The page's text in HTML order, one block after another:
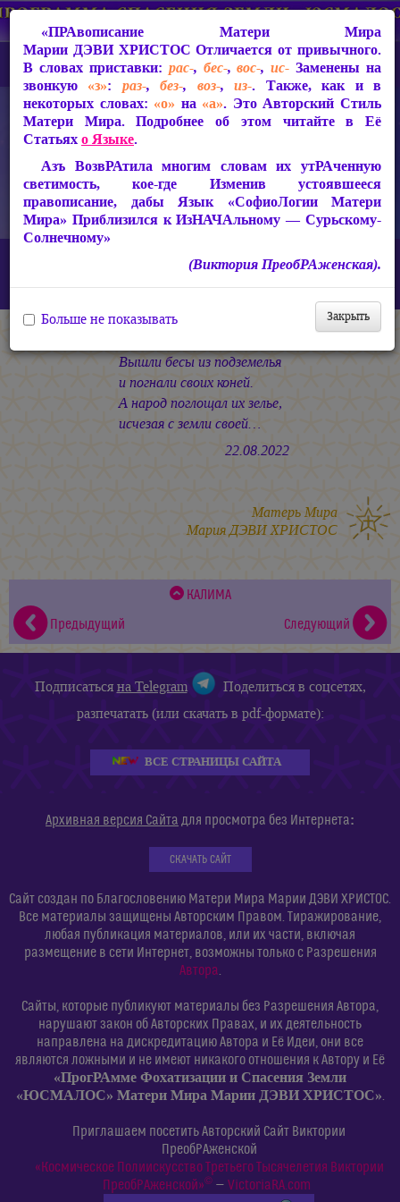
СакРАльная Поэзия Матери Мира
КАЛИМА
«Вышли бесы из подземелья…»
Вышли бесы из подземелья
и погнали своих коней.
А народ поглощал их зелье,
исчезая с земли своей…
22.08.2022
Матерь Мира
Мария ДЭВИ ХРИСТОС
КАЛИМА
Предыдущий
Следующий
«ПРАвописание Матери Мира
Марии ДЭВИ ХРИСТОС Отличается от привычного.
В словах приставки: рас-, бес-,вос-,ис- Заменены на
звонкую «з»: раз-,без-, воз-,из-. Также, как и в
некоторых словах: «о» на «а». Это Авторский Стиль
Матери Мира. Подробнее об этом читайте в Её
Статьяхо Языке.
Азъ ВозвРАтила многим словам их утРАченную
светимость, кое-где Изменив устоявшееся
правописание, дабы Язык «СофиоЛогии Матери
Мира» Приблизился к ИзНАЧАльному — Сурьскому-
Солнечному»
(Виктория ПреобРАженская).
Закрыть
Больше не показывать
Подписатьсяна Telegram
Поделиться в соцсетях,
разпечатать (или скачать в pdf-формате):
ВСЕ СТРАНИЦЫ САЙТА
Архивная версия Сайта для просмотра без Интернета:
СКАЧАТЬ САЙТ
Сайт создан по Благословению Матери Мира Марии ДЭВИ ХРИСТОС.
Все материалы защищены Авторским Правом. Тиражирование,
любая публикация материалов, или их части, включая
размещение в сети Интернет, возможны только с Разрешения
Автора.
Сайты, которые публикуют материалы без Разрешения Автора,
нарушают закон об Авторских Правах, и их деятельность
направлена на дискредитацию Автора и Её Идеи, они все
являются ложными и не имеют никакого отношения к Автору и Её
«ПрогРАмме Фохатизации и Спасения Земли
«ЮСМАЛОС» Матери Мира Марии ДЭВИ ХРИСТОС».
Приглашаем посетить Авторский Сайт Виктории
ПреобРАженской
«Космическое Полиискусство Третьего Тысячелетия Виктории
ПреобРАженской»©— VictoriaRA.com